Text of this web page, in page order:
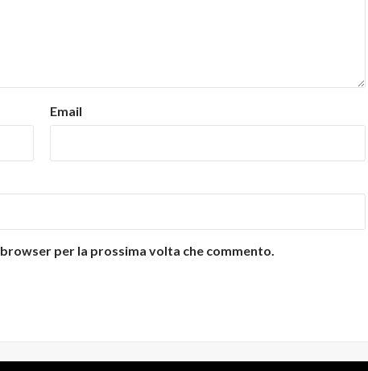
Email
per la prossima volta che commento.